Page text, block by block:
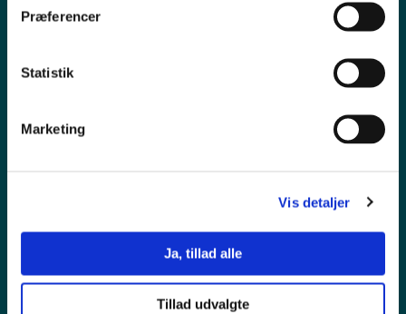
Præferencer
Statistik
Marketing
Vis detaljer
Ja, tillad alle
Tillad udvalgte
Pressekontakt
Ledige stillinger
Persondata
Efteruddannelser